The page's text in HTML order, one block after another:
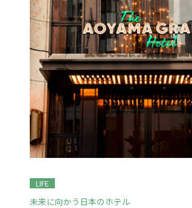
LIFE
未来に向かう日本のホテル